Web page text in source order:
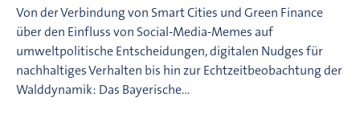
Von der Verbindung von Smart Cities und Green Finance
über den Einfluss von Social-Media-Memes auf
umweltpolitische Entscheidungen, digitalen Nudges für
nachhaltiges Verhalten bis hin zur Echtzeitbeobachtung der
Walddynamik: Das Bayerische…